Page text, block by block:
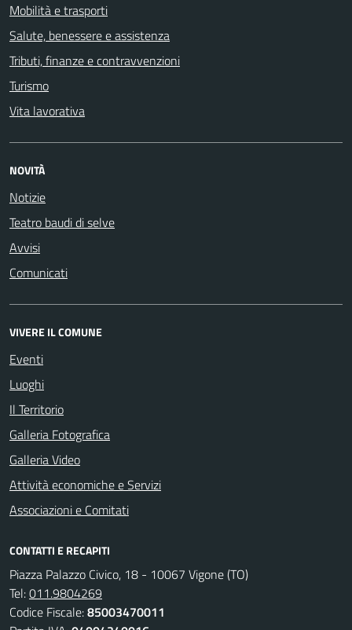
Mobilità e trasporti
Salute, benessere e assistenza
Tributi, finanze e contravvenzioni
Turismo
Vita lavorativa
NOVITÀ
Notizie
Teatro baudi di selve
Avvisi
Comunicati
VIVERE IL COMUNE
Eventi
Luoghi
Il Territorio
Galleria Fotografica
Galleria Video
Attività economiche e Servizi
Associazioni e Comitati
CONTATTI E RECAPITI
Piazza Palazzo Civico, 18 - 10067 Vigone (TO)
Tel:011.9804269
Codice Fiscale:85003470011